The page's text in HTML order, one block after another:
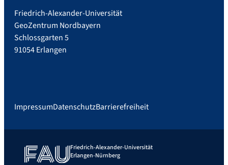
Friedrich-Alexander-Universität
GeoZentrum Nordbayern
Schlossgarten 5
91054 Erlangen
ImpressumDatenschutzBarrierefreiheit
Friedrich-Alexander-Universität
Erlangen-Nürnberg